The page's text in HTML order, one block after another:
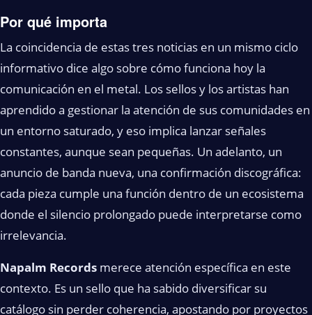
Por qué importa
La coincidencia de estas tres noticias en un mismo ciclo
informativo dice algo sobre cómo funciona hoy la
comunicación en el metal. Los sellos y los artistas han
aprendido a gestionar la atención de sus comunidades en
un entorno saturado, y eso implica lanzar señales
constantes, aunque sean pequeñas. Un adelanto, un
anuncio de banda nueva, una confirmación discográfica:
cada pieza cumple una función dentro de un ecosistema
donde el silencio prolongado puede interpretarse como
irrelevancia.
Napalm Records merece atención específica en este
contexto. Es un sello que ha sabido diversificar su
catálogo sin perder coherencia, apostando por proyectos